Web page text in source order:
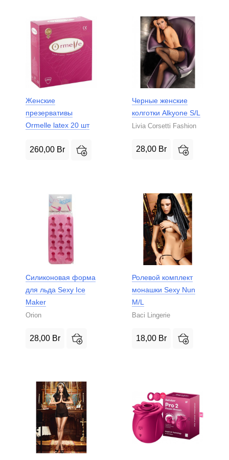
Женские
презервативы
Ormelle latex 20 шт
260,00 Br
Черные женские
колготки Alkyone S/L
Livia Corsetti Fashion
28,00 Br
Силиконовая форма
для льда Sexy Ice
Maker
Orion
28,00 Br
Ролевой комплект
монашки Sexy Nun
M/L
Baci Lingerie
18,00 Br